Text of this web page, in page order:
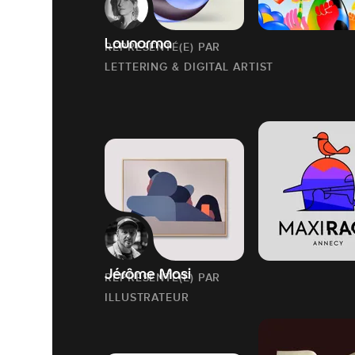
Launorma
LETTERING & DIGITAL ARTIST
REPRESENTÉ(E) PAR
Jérôme Masi
ILLUSTRATEUR
REPRESENTÉ(E) PAR